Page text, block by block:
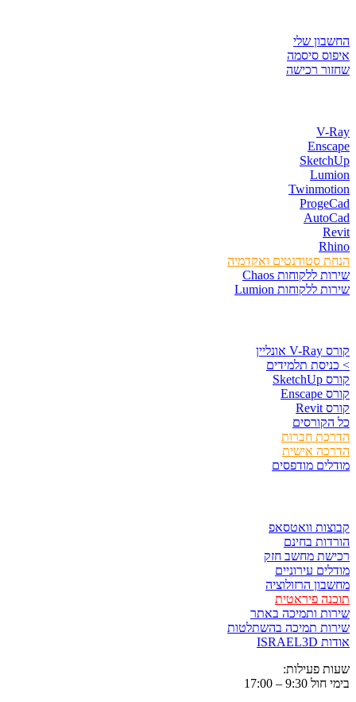
החשבון שלי
איפוס סיסמה
שחזור רכישה
V-Ray
Enscape
SketchUp
Lumion
Twinmotion
ProgeCad
AutoCad
Revit
Rhino
הנחת סטודנטים ואקדמיה
שירות ללקוחות Chaos
שירות ללקוחות Lumion
קורס V-Ray אונליין
> כניסת תלמידים
קורס SketchUp
קורס Enscape
קורס Revit
כל הקורסים
הדרכת חברות
הדרכה אישית
מודלים מודפסים
קבוצות וואטסאפ
הורדות בחינם
רכישת מחשב חזק
מודלים עירוניים
מחשבון הרזולוציה
תוכנה פיראטית
שירות ותמיכה באתר
שירות תמיכה בהשתלטות
אודות ISRAEL3D
שעות פעילות:
בימי חול 9:30 – 17:00